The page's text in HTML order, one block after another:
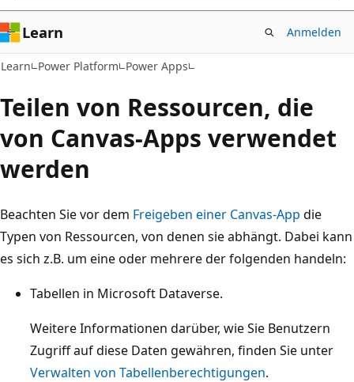
Learn Anmelden
Learn Power Platform Power Apps
Teilen von Ressourcen, die
von Canvas-Apps verwendet
werden
Beachten Sie vor dem Freigeben einer Canvas-App die
Typen von Ressourcen, von denen sie abhängt. Dabei kann
es sich z.B. um eine oder mehrere der folgenden handeln:
Tabellen in Microsoft Dataverse.
Weitere Informationen darüber, wie Sie Benutzern
Zugriff auf diese Daten gewähren, finden Sie unter
Verwalten von Tabellenberechtigungen.